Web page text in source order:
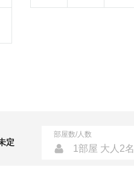
定
部屋数/人数
1部屋 大人2名